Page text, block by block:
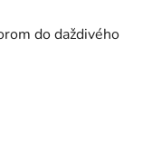
do daždivého